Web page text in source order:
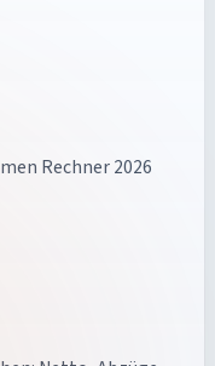
Rechner 2026